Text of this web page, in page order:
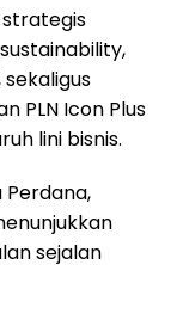
PLN Icon Plus
lini bisnis.
Perdana,
sejalan